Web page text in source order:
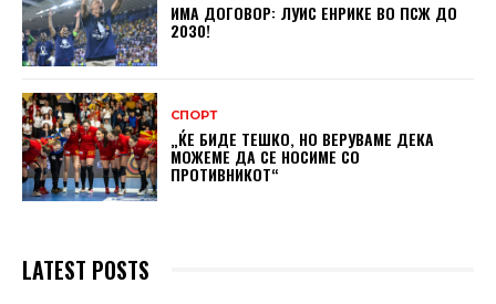
ИМА ДОГОВОР: ЛУИС ЕНРИКЕ ВО ПСЖ ДО
2030!
СПОРТ
„ЌЕ БИДЕ ТЕШКО, НО ВЕРУВАМЕ ДЕКА
МОЖЕМЕ ДA СЕ НОСИМЕ СО
ПРОТИВНИКОТ“
LATEST POSTS